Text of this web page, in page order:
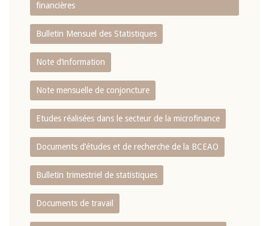
financières
Bulletin Mensuel des Statistiques
Note d’information
Note mensuelle de conjoncture
Etudes réalisées dans le secteur de la microfinance
Documents d’études et de recherche de la BCEAO
Bulletin trimestriel de statistiques
Documents de travail